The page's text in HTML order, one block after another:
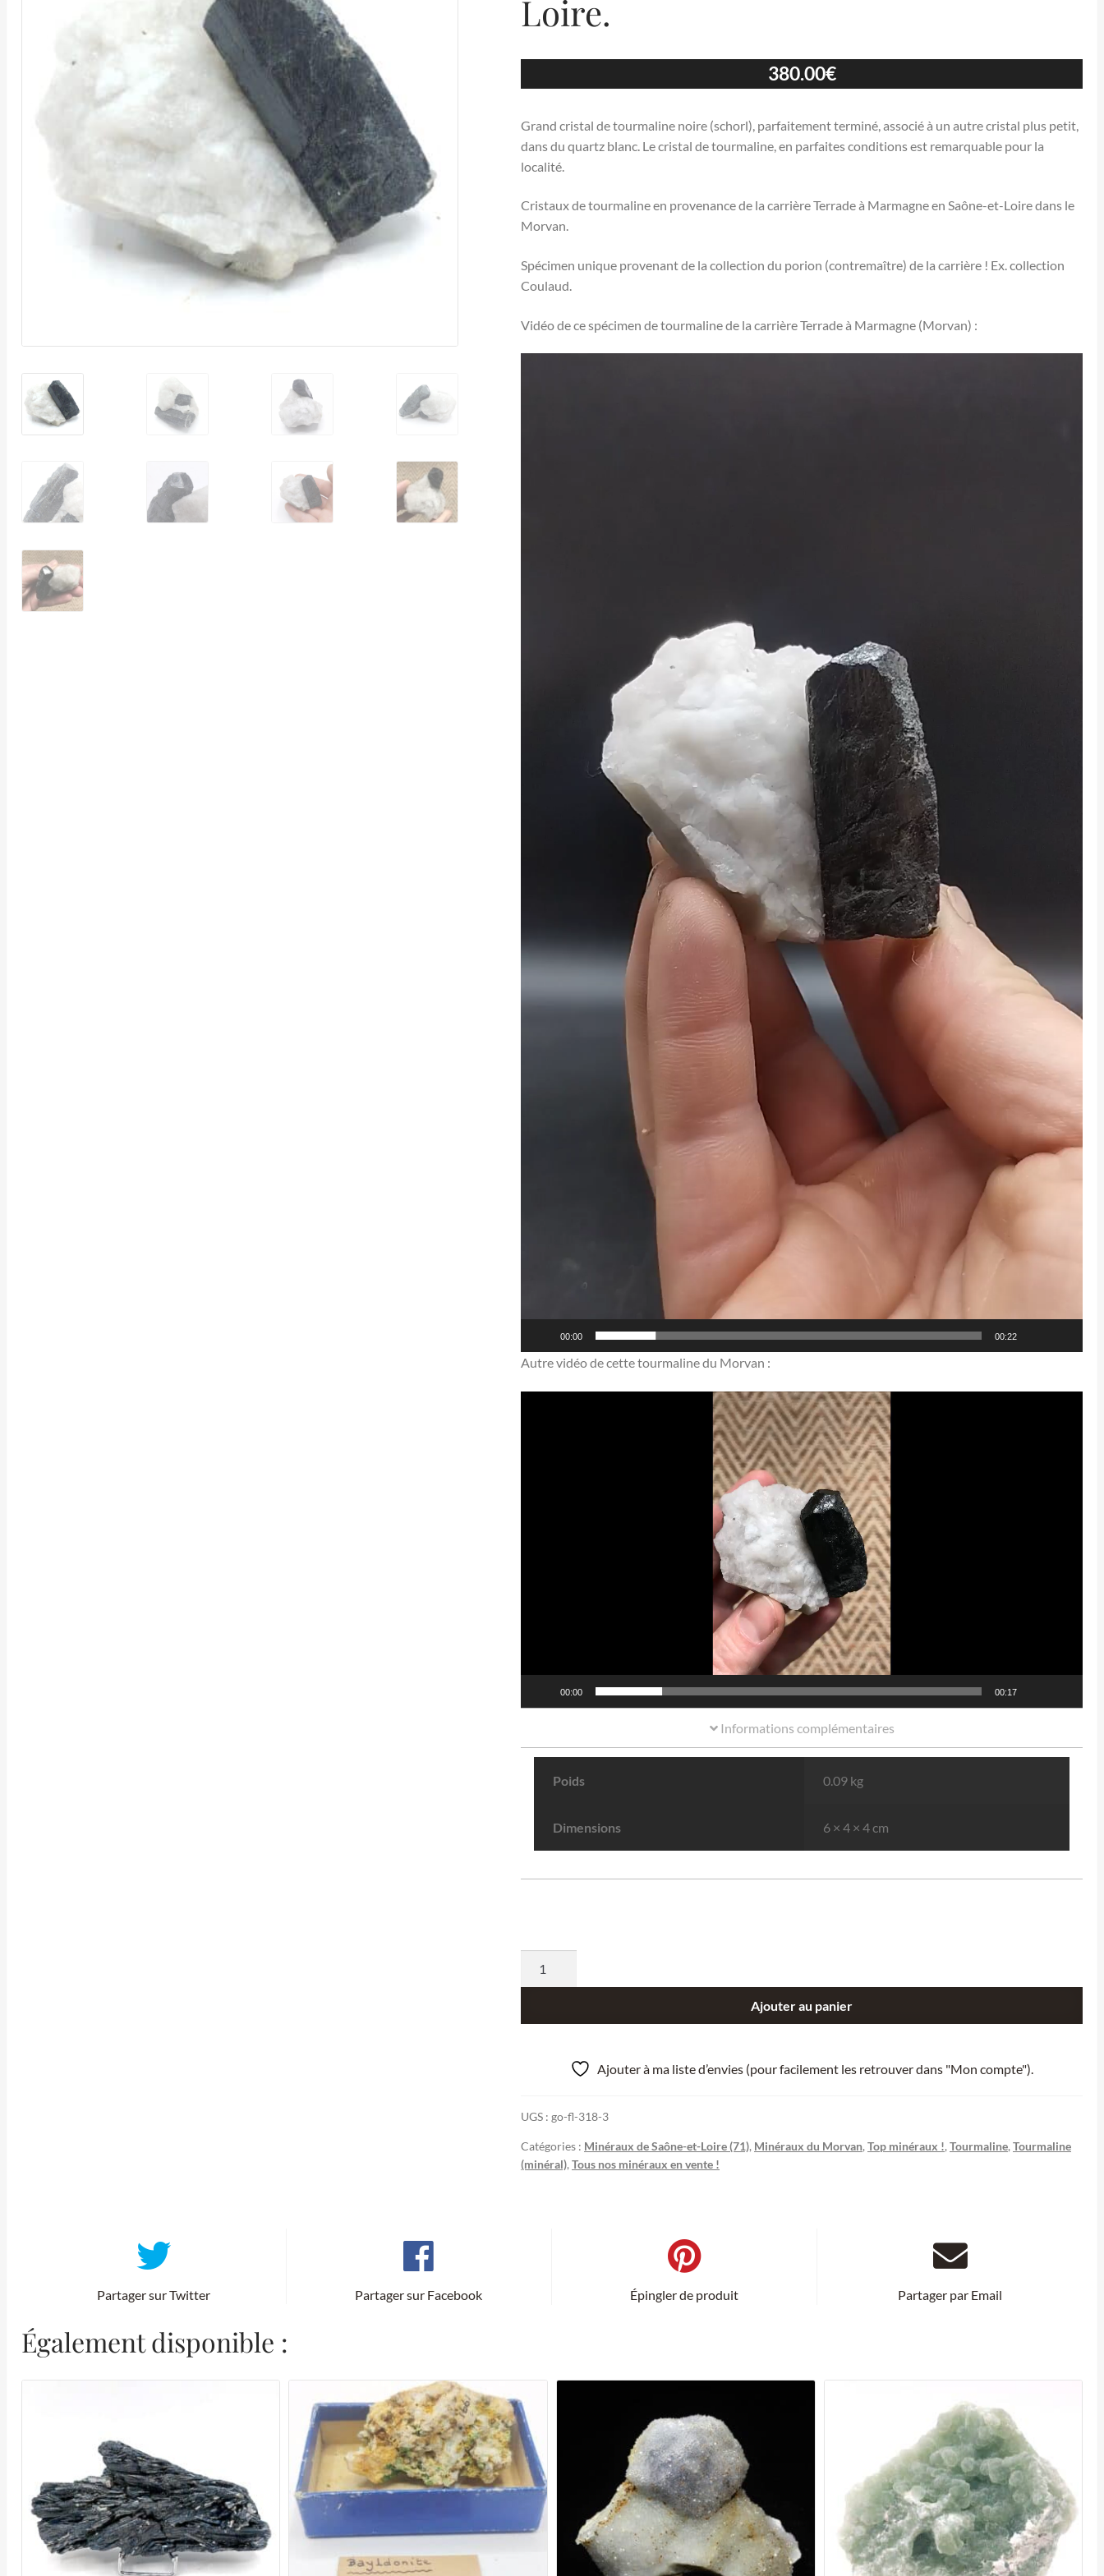
Loire.
380.00€
Grand cristal de tourmaline noire (schorl), parfaitement terminé, associé à un autre cristal plus petit,
dans du quartz blanc. Le cristal de tourmaline, en parfaites conditions est remarquable pour la
localité.
Cristaux de tourmaline en provenance de la carrière Terrade à Marmagne en Saône-et-Loire dans le
Morvan.
Spécimen unique provenant de la collection du porion (contremaître) de la carrière ! Ex. collection
Coulaud.
Vidéo de ce spécimen de tourmaline de la carrière Terrade à Marmagne (Morvan) :
00:00 00:22
Autre vidéo de cette tourmaline du Morvan :
00:00 00:17
Informations complémentaires
Poids 0.09 kg
Dimensions 6 × 4 × 4 cm
(Schorl),
et-
Loire.
Ajouter au panier
Ajouter à ma liste d’envies (pour facilement les retrouver dans "Mon compte").
UGS : go-fl-318-3
Catégories : Minéraux de Saône-et-Loire (71), Minéraux du Morvan, Top minéraux !, Tourmaline, Tourmaline
(minéral), Tous nos minéraux en vente !
Partager sur Twitter Partager sur Facebook Épingler de produit Partager par Email
Également disponible :